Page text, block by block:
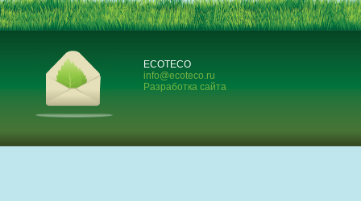
ECOTECO
info@ecoteco.ru
Разработка сайта